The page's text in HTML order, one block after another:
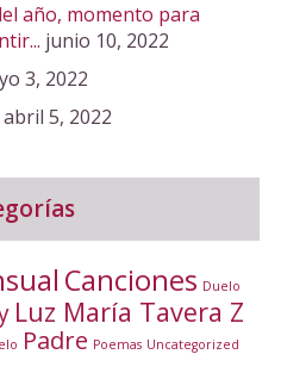
año, momento para
junio 10, 2022
3, 2022
abril 5, 2022
Canciones Duelo
Luz María Tavera Z
Padre Poemas Uncategorized